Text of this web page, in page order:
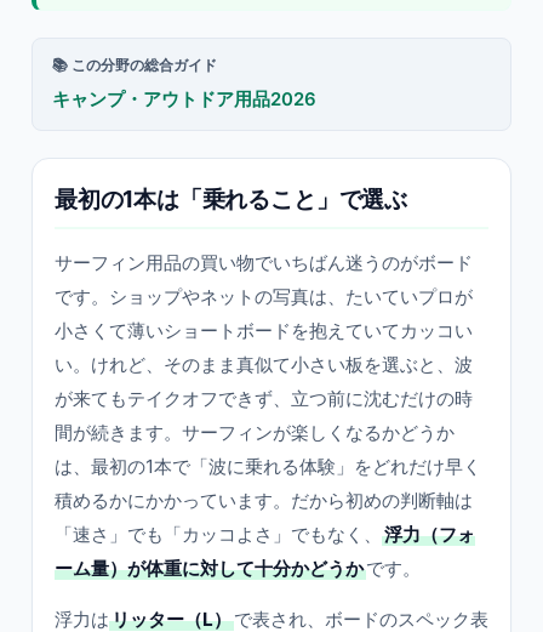
📚 この分野の総合ガイド
キャンプ・アウトドア用品2026
最初の1本は「乗れること」で選ぶ
サーフィン用品の買い物でいちばん迷うのがボード
です。ショップやネットの写真は、たいていプロが
小さくて薄いショートボードを抱えていてカッコい
い。けれど、そのまま真似て小さい板を選ぶと、波
が来てもテイクオフできず、立つ前に沈むだけの時
間が続きます。サーフィンが楽しくなるかどうか
は、最初の1本で「波に乗れる体験」をどれだけ早く
積めるかにかかっています。だから初めの判断軸は
「速さ」でも「カッコよさ」でもなく、
浮力（フォ
ーム量）が体重に対して十分かどうかです。
浮力はリッター（L）で表され、ボードのスペック表